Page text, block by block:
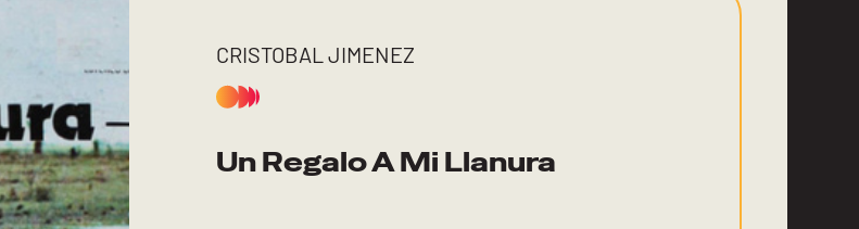
CRISTOBAL JIMENEZ
Un Regalo A Mi Llanura